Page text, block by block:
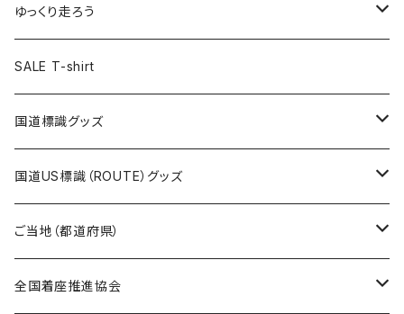
トートバッグ
ランチバッグ
エコバッグ
クリアファイル
キーホルダー
クリアファイル
Tシャツ
ステッカー
サコッシュ
ホテルキーホルダー
モーテルキーホルダー
トートバッグ
クリアファイル
マスク
エコバッグ
千葉ロッテマリーンズコラボ
エコバッグ
ステッカー
モーテルキーホルダー
ホテルキーホルダー
トートバッグ
キャップ
ステッカー
ホテルキーホルダー
Tシャツ
キャップ
ステッカー
ゆっくり走ろう
Tシャツ
ステッカー
ホテルキーホルダー
SALE T-shirt
国道標識グッズ
ステッカー
国道0～99号線
国道100～199号線
Tシャツ
キャップ
国道US標識（ROUTE）グッズ
ステッカー
ROUTE 0～99号線
Tシャツ
ご当地（都道府県）
北海道
全国着座推進協会